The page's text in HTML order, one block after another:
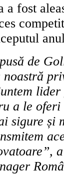
a fost
de
noastră
a le
sigure și